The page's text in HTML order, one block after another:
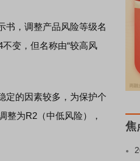
书，调整产品风险等级名
变，但名称由“较高风
定的因素较多，为保护个
整为R2（中低风险），
焦